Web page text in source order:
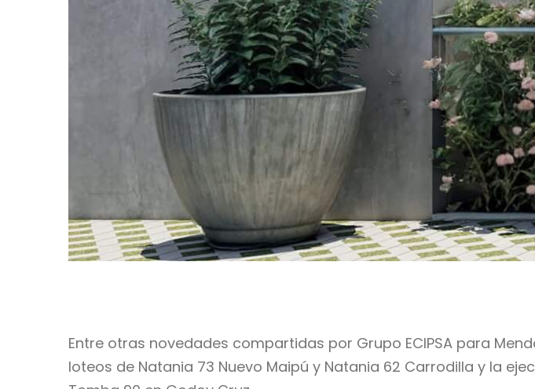
Entre otras novedades compartidas por Grupo ECIPSA para
loteos de Natania 73 Nuevo Maipú y Natania 62 Carrodilla y la